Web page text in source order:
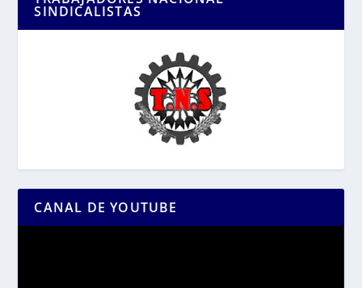
SINDICALISTAS
CANAL DE YOUTUBE